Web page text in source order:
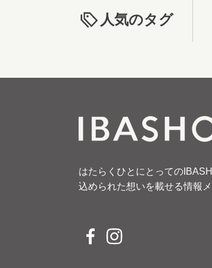
人気のタグ
はたらくひとにとっての
込められた想いを載せる情報